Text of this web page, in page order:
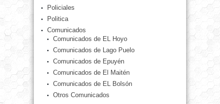
Policiales
Politica
Comunicados
Comunicados de EL Hoyo
Comunicados de Lago Puelo
Comunicados de Epuyén
Comunicados de El Maitén
Comunicados de EL Bolsón
Otros Comunicados